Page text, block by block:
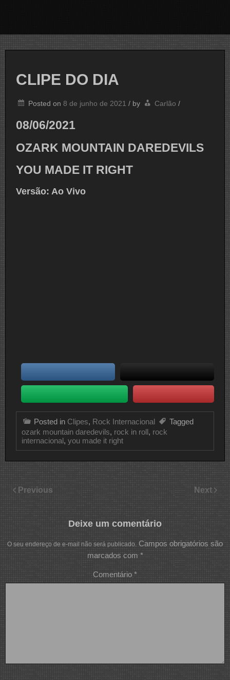
CLIPE DO DIA
Posted on 8 de junho de 2021 / by Carlão /
08/06/2021
OZARK MOUNTAIN DAREDEVILS
YOU MADE IT RIGHT
Versão: Ao Vivo
Posted in Clipes, Rock Internacional
Tagged
ozark mountain daredevils, rock in roll, rock
internacional, you made it right
Previous Next
Deixe um comentário
O seu endereço de e-mail não será publicado. Campos obrigatórios são
marcados com *
Comentário *